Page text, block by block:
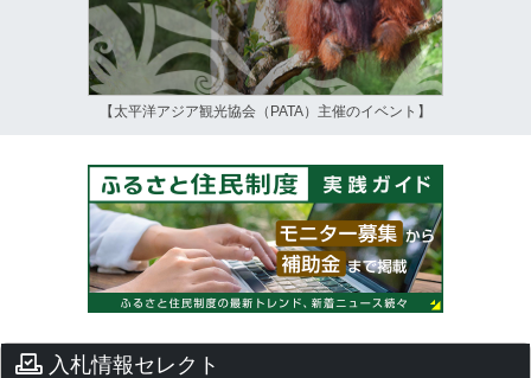
【太平洋アジア観光協会（PATA）主催のイベント】
入札情報セレクト